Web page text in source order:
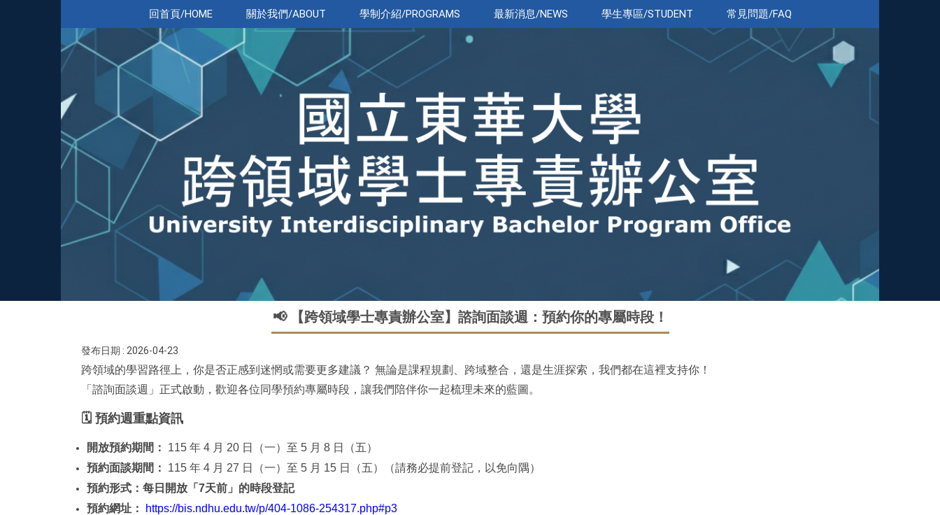
回首頁/HOME 關於我們/ABOUT 學制介紹/PROGRAMS 最新消息/NEWS 學生專區/STUDENT 常見問題/FAQ
📢 【跨領域學士專責辦公室】諮詢面談週：預約你的專屬時段！
發布日期 : 2026-04-23
跨領域的學習路徑上，你是否正感到迷惘或需要更多建議？ 無論是課程規劃、跨域整合，還是生涯探索，我們都在這裡支持你！
「諮詢面談週」正式啟動，歡迎各位同學預約專屬時段，讓我們陪伴你一起梳理未來的藍圖。
🗓 預約週重點資訊
開放預約期間： 115 年 4 月 20 日（一）至 5 月 8 日（五）
預約面談期間：
115 年 4 月 27 日（一）至 5 月 15 日（五）（請務必提前登記，以免向隅）
預約形式：每日開放「7天前」的時段登記
預約網址：
https://bis.ndhu.edu.tw/p/404-1086-254317.php#p3